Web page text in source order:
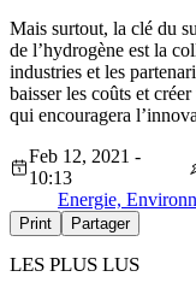
Mais surtout, la clé du
de l’hydrogène est la
industries et les
baisser les coûts et
qui encouragera
Feb 12, 2021 -
10:13
Energie,
Print Partager
LES PLUS LUS